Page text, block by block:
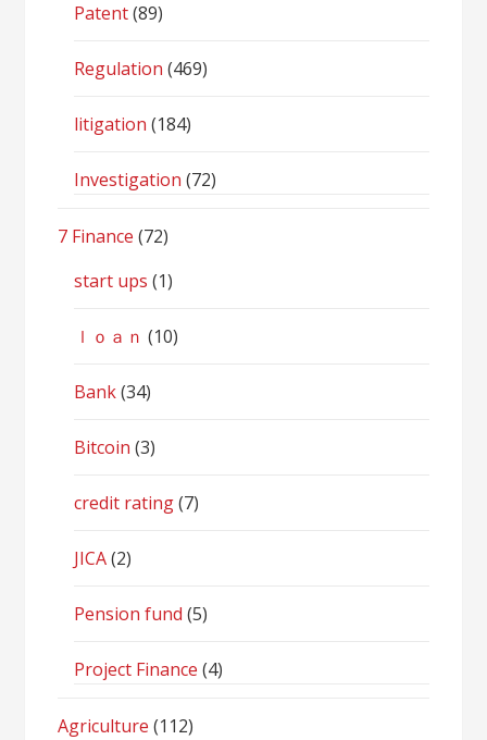
Patent(89)
Regulation (469)
litigation (184)
Investigation (72)
7 Finance (72)
start ups (1)
ｌｏａｎ (10)
Bank(34)
Bitcoin (3)
credit rating(7)
JICA(2)
Pension fund (5)
Project Finance (4)
Agriculture (112)